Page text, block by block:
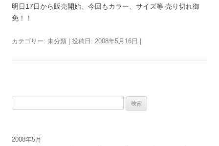
明日17日から販売開始、今回もカラー、サイズ等 売り切れ御
免！！
カテゴリー: 未分類 | 投稿日: 2008年5月16日
2008年5月